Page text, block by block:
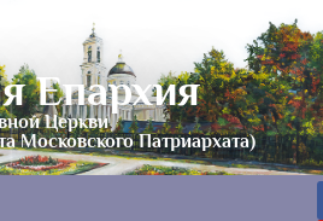
Епархия
Церкви
Московского Патриархата)